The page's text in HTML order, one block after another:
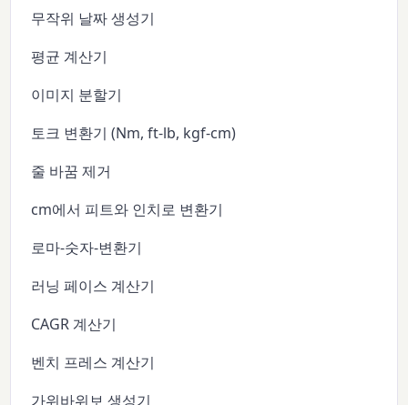
무작위 날짜 생성기
평균 계산기
이미지 분할기
토크 변환기 (Nm, ft-lb, kgf-cm)
줄 바꿈 제거
cm에서 피트와 인치로 변환기
로마-숫자-변환기
러닝 페이스 계산기
CAGR 계산기
벤치 프레스 계산기
가위바위보 생성기